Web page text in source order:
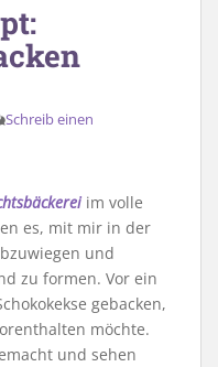
Schreib einen
im volle
es, mit mir in der
und
zu formen. Vor ein
gebacken,
möchte.
und sehen